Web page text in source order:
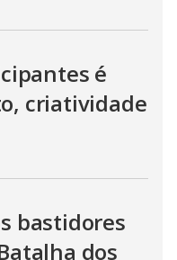
é
criatividade
bastidores
dos